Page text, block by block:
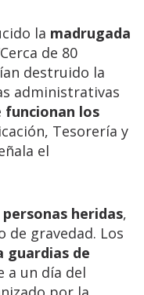
la madrugada
de 80
destruido la
administrativas
funcionan los
Tesorería y
el
personas heridas,
de gravedad. Los
guardias de
a un día del